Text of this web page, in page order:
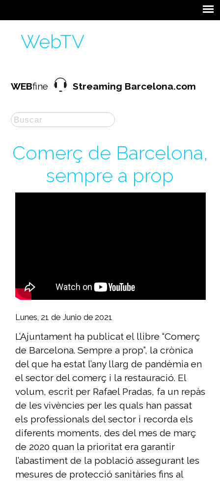
WebTV
WEBfineStreaming Barcelona.com
Comerç de Barcelona,
sempre a prop
Lunes, 21 de Junio de 2021
L’Ajuntament ha publicat el llibre “Comerç
de Barcelona. Sempre a prop”, la crònica
del que ha estat l’any llarg de pandèmia en
el sector del comerç i la restauració. El
volum, escrit per Rafael Pradas, fa un repàs
de les vivències per les quals han passat
els professionals del sector i recorda els
diferents moments, des del mes de març
de 2020 quan la prioritat era garantir
l’abastiment de la població assegurant les
mesures de protecció sanitàries fins al